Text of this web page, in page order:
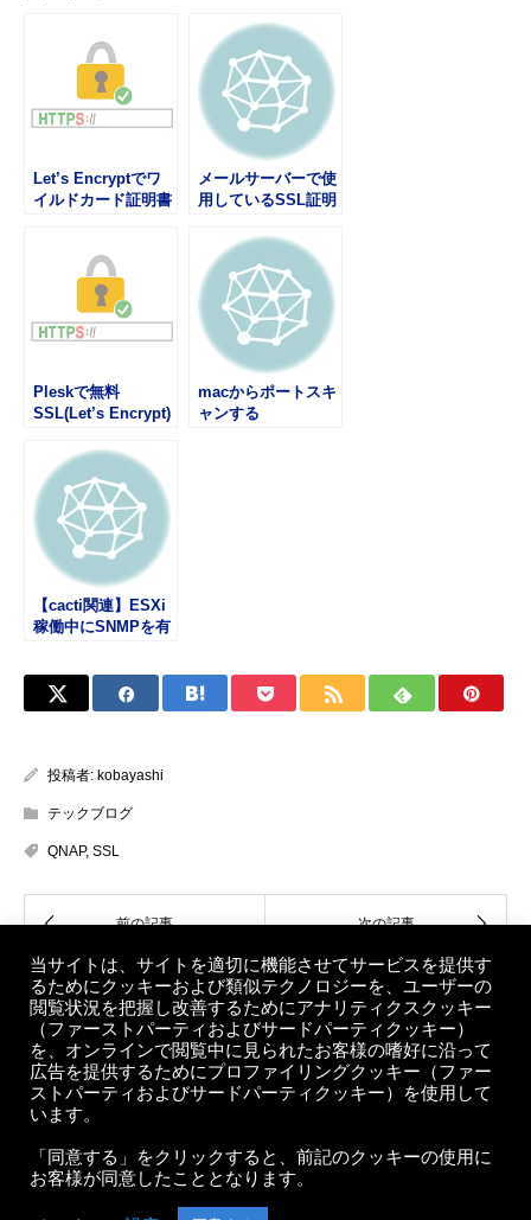
Let’s Encryptでワ
イルドカード証明書
メールサーバーで使
用しているSSL証明
する方法
Pleskで無料
SSL(Let’s Encrypt)
macからポートスキ
ャンする
【cacti関連】ESXi
稼働中にSNMPを有
投稿者: kobayashi
テックブログ
QNAP, SSL
企業情報 サポート
当サイトは、サイトを適切に機能させてサービスを提供す
るためにクッキーおよび類似テクノロジーを、ユーザーの
閲覧状況を把握し改善するためにアナリティクスクッキー
（ファーストパーティおよびサードパーティクッキー）
を、オンラインで閲覧中に見られたお客様の嗜好に沿って
広告を提供するためにプロファイリングクッキー（ファー
ストパーティおよびサードパーティクッキー）を使用して
います。
「同意する」をクリックすると、前記のクッキーの使用に
お客様が同意したこととなります。